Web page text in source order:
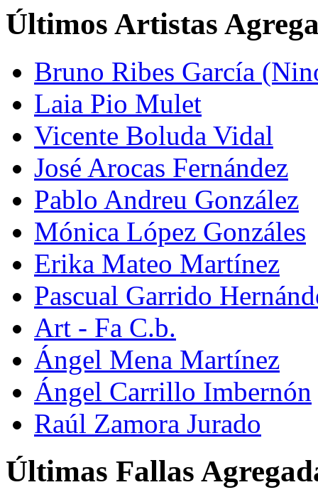
Últimos Artistas
Bruno Ribes García
Laia Pio Mulet
Vicente Boluda Vidal
José Arocas Fernández
Pablo Andreu González
Mónica López Gonzáles
Erika Mateo Martínez
Pascual Garrido
Art - Fa C.b.
Ángel Mena Martínez
Ángel Carrillo Imbernón
Raúl Zamora Jurado
Últimas Fallas